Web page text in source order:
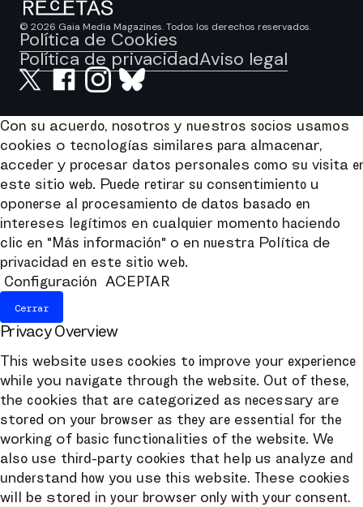
© 2026 Gaia Media Magazines. Todos los derechos reservados.
Política de Cookies
Política de privacidadAviso legal
Con su acuerdo, nosotros y nuestros socios usamos
cookies o tecnologías similares para almacenar,
acceder y procesar datos personales como su visita
este sitio web. Puede retirar su consentimiento u
oponerse al procesamiento de datos basado en
intereses legítimos en cualquier momento haciendo
clic en "Más información" o en nuestra Política de
privacidad en este sitio web.
Configuración
ACEPTAR
Cerrar
Privacy Overview
This website uses cookies to improve your experience
while you navigate through the website. Out of these,
the cookies that are categorized as necessary are
stored on your browser as they are essential for the
working of basic functionalities of the website. We
also use third-party cookies that help us analyze and
understand how you use this website. These cookies
will be stored in your browser only with your consent.